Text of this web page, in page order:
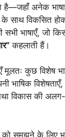
है—जहाँ अनेक
साथ विकसित
सभी भाषाएँ, जो
कहलाती हैं।
मूलतः कुछ विशेष
भाषिक
विकास की
समझने के लिए